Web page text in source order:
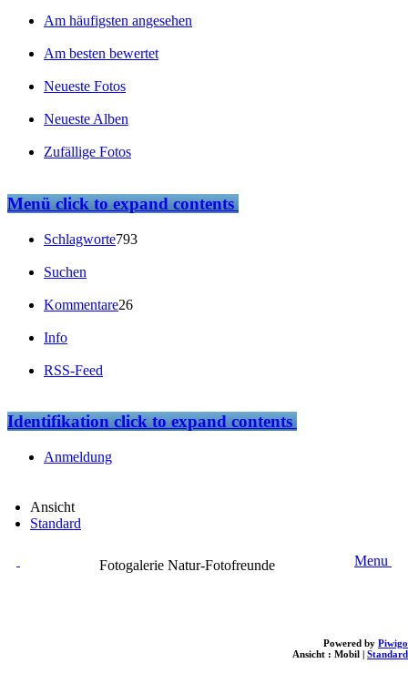
Am häufigsten angesehen
Am besten bewertet
Neueste Fotos
Neueste Alben
Zufällige Fotos
Menüclick to expand contents
Schlagworte793
Suchen
Kommentare26
Info
RSS-Feed
Identifikationclick to expand contents
Anmeldung
Ansicht
Standard
Fotogalerie Natur-Fotofreunde Menu
Powered by Piwigo
Ansicht : Mobil | Standard